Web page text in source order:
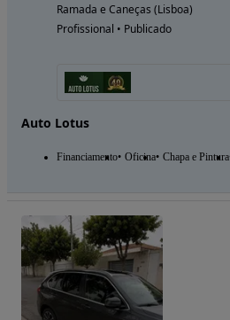
Ramada e Caneças (Lisboa)
Profissional • Publicado
Auto Lotus
Financiamento Oficina Chapa e Pintura